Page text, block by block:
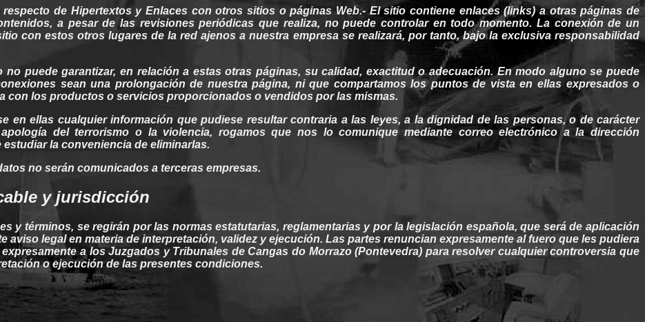
respecto de Hipertextosy Enlaces conotros sitios opáginas Web.- El sitiocontiene enlaces (links) aotras páginas de
, a pesar de las revisiones periódicas que realiza, nopuede controlar en todo momento. La conexión de un
con estos otros lugares de lared ajenos anuestra empresa se realizará, por tanto,bajola exclusivaresponsabilidad
no puede garantizar, en relación a estasotras páginas, su calidad, exactitudo adecuación. En modo algunosepuede
sean una prolongación de nuestra página, ni que compartamos los puntos de vista enellas expresados o
con los productos o servicios proporcionados o vendidos por las mismas.
enellas cualquierinformación quepudiese resultar contraria a las leyes, a ladignidad de laspersonas, o de carácter
apología del terrorismo o la violencia, rogamos que nos lo comunique mediante correo electrónico a la dirección
estudiar la conveniencia de eliminarlas.
no serán comunicados a terceras empresas.
yjurisdicción
y términos, seregirán por las normas estatutarias, reglamentarias y por lalegislación española, que será de aplicación
aviso legal en materia de interpretación, validez yejecución. Las partes renuncian expresamente al fueroque lespudiera
a losJuzgados y Tribunales deCangas do Morrazo (Pontevedra) para resolver cualquiercontroversia que
oejecuciónde las presentes condiciones.